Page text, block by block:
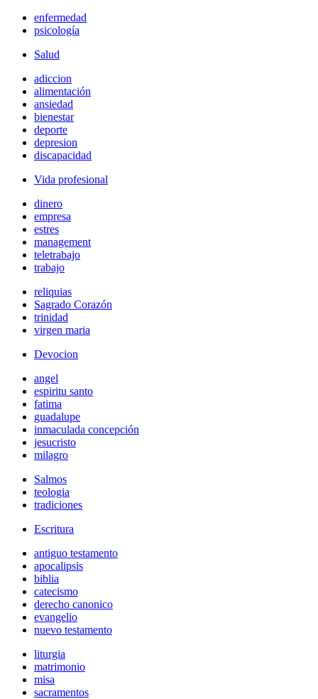
enfermedad
psicología
Salud
adiccion
alimentación
ansiedad
bienestar
deporte
depresion
discapacidad
Vida profesional
dinero
empresa
estres
management
teletrabajo
trabajo
reliquias
Sagrado Corazón
trinidad
virgen maria
Devocion
angel
espiritu santo
fatima
guadalupe
inmaculada concepción
jesucristo
milagro
Salmos
teologia
tradiciones
Escritura
antiguo testamento
apocalipsis
biblia
catecismo
derecho canonico
evangelio
nuevo testamento
liturgia
matrimonio
misa
sacramentos